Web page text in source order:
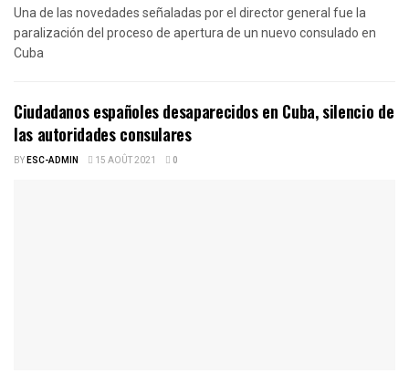
Una de las novedades señaladas por el director general fue la
paralización del proceso de apertura de un nuevo consulado en
Cuba
Ciudadanos españoles desaparecidos en Cuba, silencio de
las autoridades consulares
BYESC-ADMIN 15 AOÛT 2021 0